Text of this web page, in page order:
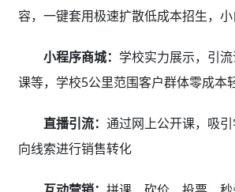
容，一键套用极速扩散低成本招生，小
小程序商城： 学校实力展示，引
课等，学校5公里范围客户群体零成本
直播引流： 通过网上公开课，吸
向线索进行销售转化